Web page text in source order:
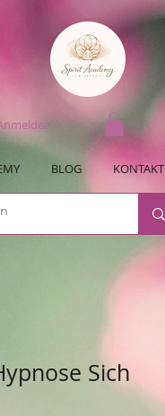
BLOG KONTAKT
Sich